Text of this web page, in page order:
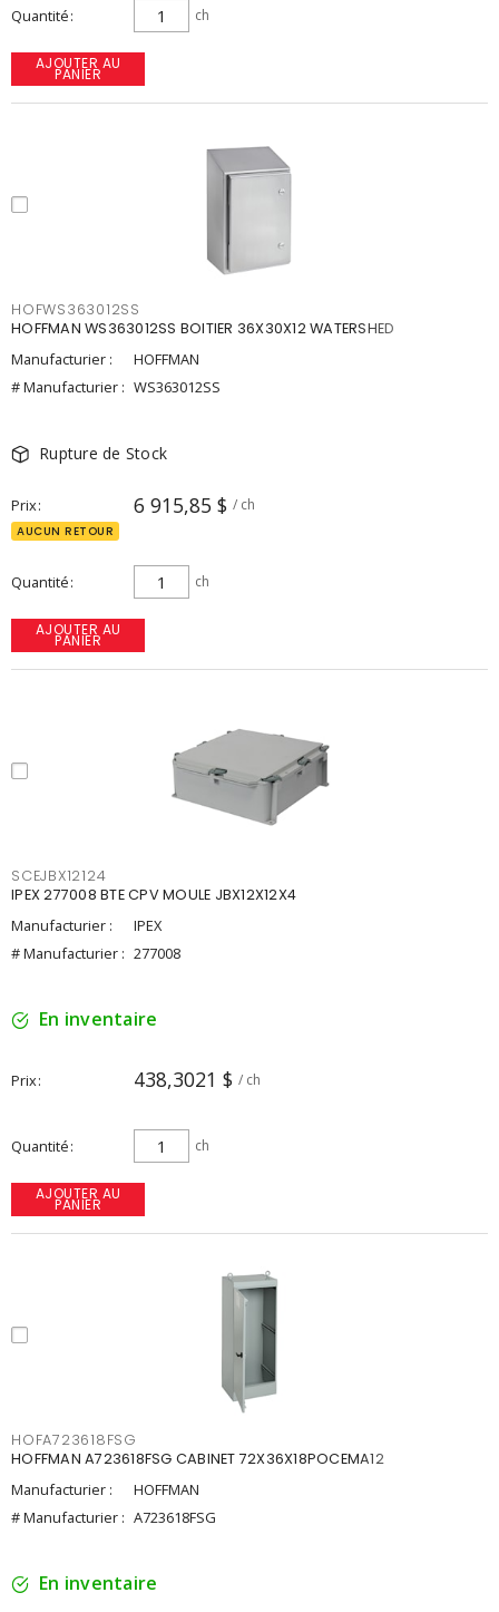
Quantité ch
AJOUTER AU
PANIER
HOFWS363012SS
HOFFMAN WS363012SS BOITIER 36X30X12 WATERSHED
Manufacturier :
HOFFMAN
# Manufacturier : WS363012SS
Rupture de Stock
Prix 6 915,85 $ / ch
AUCUN RETOUR
Quantité ch
AJOUTER AU
PANIER
SCEJBX12124
IPEX 277008 BTE CPV MOULE JBX12X12X4
Manufacturier :
IPEX
# Manufacturier : 277008
En inventaire
Prix 438,3021 $ / ch
Quantité ch
AJOUTER AU
PANIER
HOFA723618FSG
HOFFMAN A723618FSG CABINET 72X36X18POCEMA12
Manufacturier :
HOFFMAN
# Manufacturier : A723618FSG
En inventaire